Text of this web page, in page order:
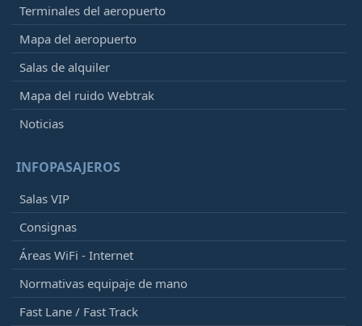
Terminales del aeropuerto
Mapa del aeropuerto
Salas de alquiler
Mapa del ruido Webtrak
Noticias
INFOPASAJEROS
Salas VIP
Consignas
Áreas WiFi - Internet
Normativas equipaje de mano
Fast Lane / Fast Track